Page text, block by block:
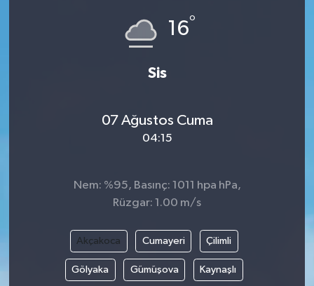
16°
Sis
07 Ağustos Cuma
04:15
Nem: %95, Basınç: 1011 hpa hPa,
Rüzgar: 1.00 m/s
Akçakoca Cumayeri Çilimli
Gölyaka Gümüşova Kaynaşlı